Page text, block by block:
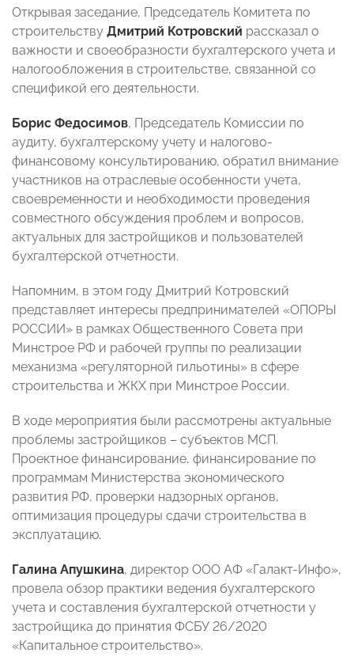
Открывая заседание, Председатель Комитета по
строительству Дмитрий Котровский рассказал о
важности и своеобразности бухгалтерского учета и
налогообложения в строительстве, связанной со
спецификой его деятельности.
Борис Федосимов, Председатель Комиссии по
аудиту, бухгалтерскому учету и налогово-
финансовому консультированию, обратил внимание
участников на отраслевые особенности учета,
своевременности и необходимости проведения
совместного обсуждения проблем и вопросов,
актуальных для застройщиков и пользователей
бухгалтерской отчетности.
Напомним, в этом году Дмитрий Котровский
представляет интересы предпринимателей «ОПОРЫ
РОССИИ» в рамках Общественного Совета при
Минстрое РФ и рабочей группы по реализации
механизма «регуляторной гильотины» в сфере
строительства и ЖКХ при Минстрое России.
В ходе мероприятия были рассмотрены актуальные
проблемы застройщиков – субъектов МСП.
Проектное финансирование, финансирование по
программам Министерства экономического
развития РФ, проверки надзорных органов,
оптимизация процедуры сдачи строительства в
эксплуатацию.
Галина Апушкина, директор ООО АФ «Галакт-Инфо»,
провела обзор практики ведения бухгалтерского
учета и составления бухгалтерской отчетности у
застройщика до принятия ФСБУ 26/2020
«Капитальное строительство».